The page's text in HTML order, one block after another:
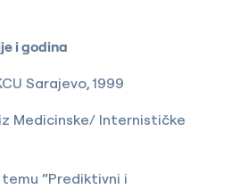
i godina
Sarajevo, 1999
Medicinske/ Internističke
“Prediktivni i